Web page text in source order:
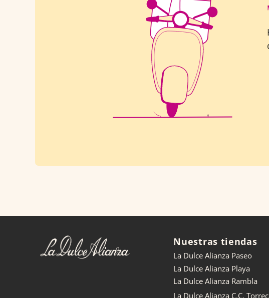
Nuestras tiendas
La Dulce Alianza Paseo
La Dulce Alianza Playa
La Dulce Alianza Rambla
La Dulce Alianza C.C.